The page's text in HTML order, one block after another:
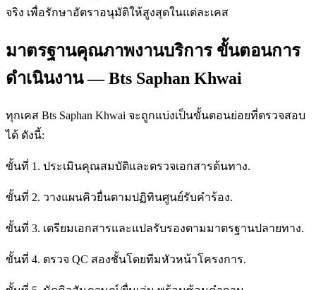
จริง เพื่อรักษาอัตราอนุมัติให้สูงสุดในแต่ละเคส
มาตรฐานคุณภาพงานบริการ ขั้นตอนการ
ดำเนินงาน — Bts Saphan Khwai
ทุกเคส Bts Saphan Khwai จะถูกแบ่งเป็นขั้นตอนย่อยที่ตรวจสอบ
ได้ ดังนี้:
ขั้นที่ 1. ประเมินคุณสมบัติและตรวจเอกสารต้นทาง.
ขั้นที่ 2. วางแผนคิวยื่นตามปฏิทินศูนย์รับคำร้อง.
ขั้นที่ 3. เตรียมเอกสารและแปลรับรองตามมาตรฐานปลายทาง.
ขั้นที่ 4. ตรวจ QC สองชั้นโดยทีมหัวหน้าโครงการ.